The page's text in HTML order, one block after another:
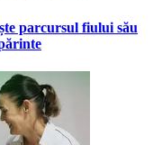
parcursul fiului său